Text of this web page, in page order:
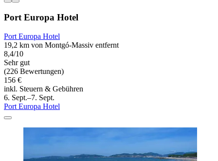
Port Europa Hotel
Port Europa Hotel
19,2 km von Montgó-Massiv entfernt
8,4/10
Sehr gut
(226 Bewertungen)
156 €
inkl. Steuern & Gebühren
6. Sept.–7. Sept.
Port Europa Hotel